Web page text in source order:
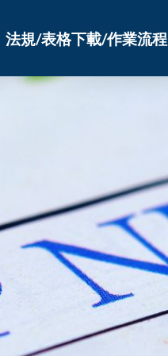
法規/表格下載/作業流程